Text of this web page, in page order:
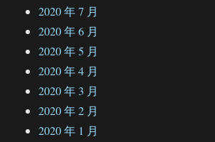
2020 年 7 月
2020 年 6 月
2020 年 5 月
2020 年 4 月
2020 年 3 月
2020 年 2 月
2020 年 1 月